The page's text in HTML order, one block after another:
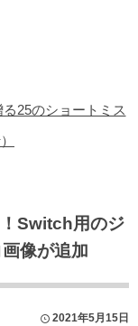
25のショートミス
Switch用のジ
像が追加
2021年5月15日